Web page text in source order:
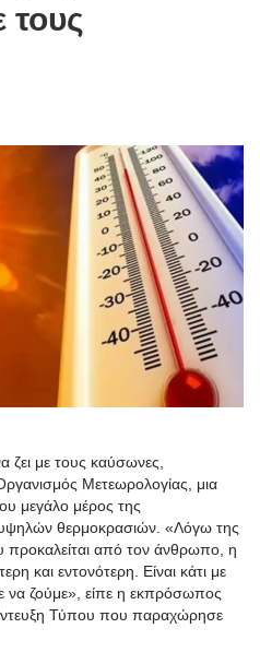
τους
ζει με τους καύσωνες,
Μετεωρολογίας, μια
μεγάλο μέρος της
θερμοκρασιών. «Λόγω της
προκαλείται από τον άνθρωπο, η
και εντονότερη. Είναι κάτι με
να ζούμε», είπε η εκπρόσωπος
Τύπου που παραχώρησε